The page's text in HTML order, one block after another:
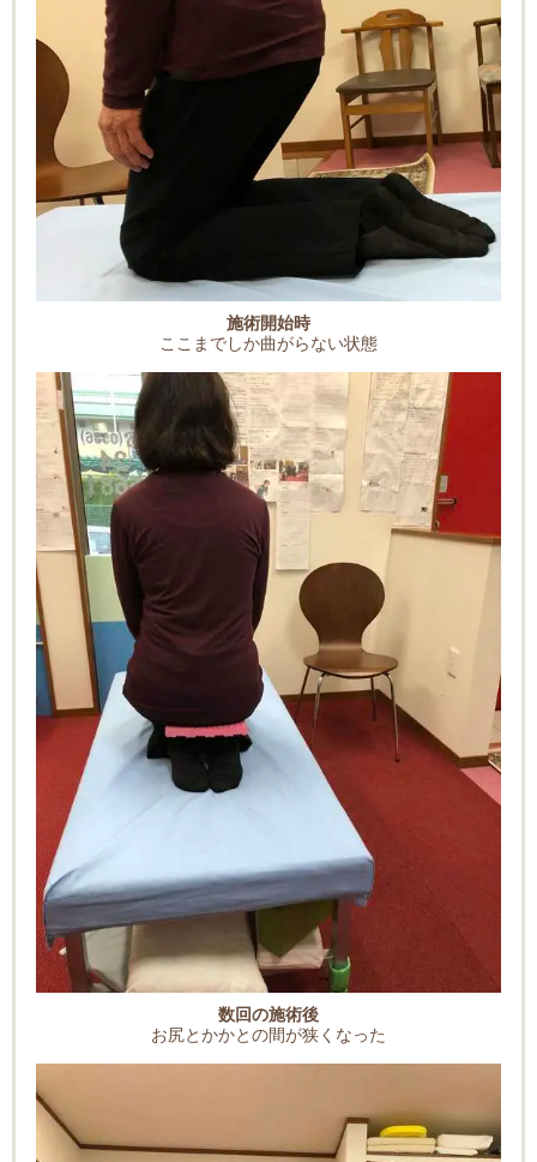
施術開始時
ここまでしか曲がらない状態
数回の施術後
お尻とかかとの間が狭くなった